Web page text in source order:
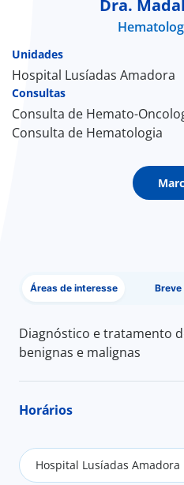
Dra.
Unidades
Hospital Lusíadas Amadora
Consultas
Consulta de Hemato-
Consulta de Hematologia
Áreas de interesse Breve
Diagnóstico e tratamento
benignas e malignas
Horários
Hospital Lusíadas Amadora